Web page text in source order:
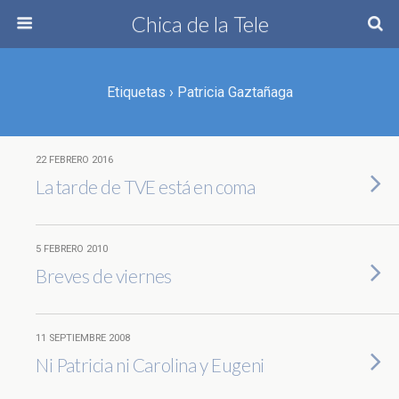
Chica de la Tele
Etiquetas › Patricia Gaztañaga
22 FEBRERO 2016
La tarde de TVE está en coma
5 FEBRERO 2010
Breves de viernes
11 SEPTIEMBRE 2008
Ni Patricia ni Carolina y Eugeni